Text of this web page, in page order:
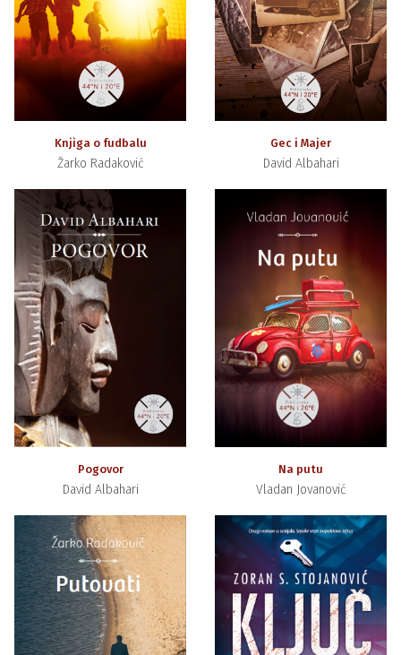
Knjiga o fudbalu
Žarko Radaković
Gec i Majer
David Albahari
Pogovor
David Albahari
Na putu
Vladan Jovanović